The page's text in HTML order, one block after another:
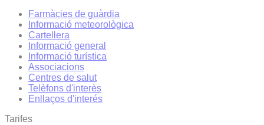
Farmàcies de guàrdia
Informació meteorològica
Cartellera
Informació general
Informació turística
Associacions
Centres de salut
Telèfons d'interès
Enllaços d'interés
Tarifes